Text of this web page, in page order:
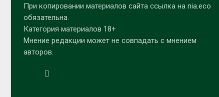
При копировании материалов сайта ссылка на nia.eco
обязательна.
Категория материалов 18+
Мнение редакции может не совпадать с мнением
авторов.